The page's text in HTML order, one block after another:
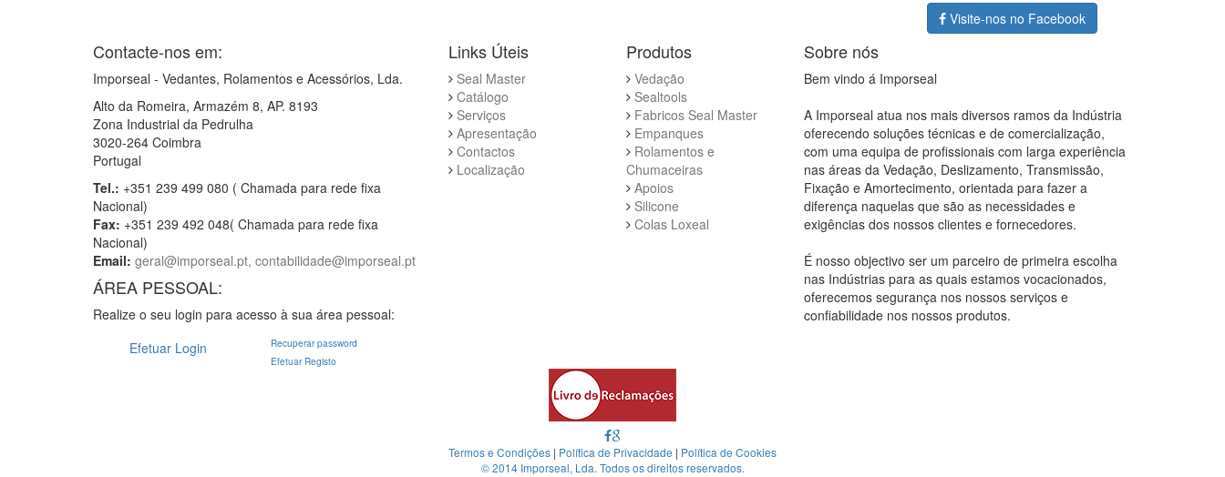
Visite-nos no Facebook
Contacte-nos em:
Imporseal - Vedantes, Rolamentos e Acessórios, Lda.
Alto da Romeira, Armazém 8, AP. 8193
Zona Industrial da Pedrulha
3020-264 Coimbra
Portugal
Tel.: +351 239 499 080 ( Chamada para rede fixa
Nacional)
Fax: +351 239 492 048( Chamada para rede fixa
Nacional)
Email: geral@imporseal.pt, contabilidade@imporseal.pt
ÁREA PESSOAL:
Realize o seu login para acesso à sua área pessoal:
Efetuar Login
Recuperar password
Efetuar Registo
Links Úteis
Seal Master
Catálogo
Serviços
Apresentação
Contactos
Localização
Produtos
Vedação
Sealtools
Fabricos Seal Master
Empanques
Rolamentos e
Chumaceiras
Apoios
Silicone
Colas Loxeal
Sobre nós
Bem vindo á Imporseal
A Imporseal atua nos mais diversos ramos da Indústria
oferecendo soluções técnicas e de comercialização,
com uma equipa de profissionais com larga experiência
nas áreas da Vedação, Deslizamento, Transmissão,
Fixação e Amortecimento, orientada para fazer a
diferença naquelas que são as necessidades e
exigências dos nossos clientes e fornecedores.
É nosso objectivo ser um parceiro de primeira escolha
nas Indústrias para as quais estamos vocacionados,
oferecemos segurança nos nossos serviços e
confiabilidade nos nossos produtos.
Termos e Condições | Política de Privacidade | Política de Cookies
© 2014 Imporseal, Lda. Todos os direitos reservados.